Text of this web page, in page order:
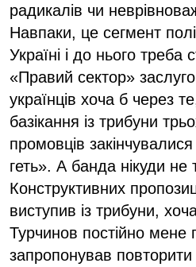
радикалів чи
Навпаки, це сегмент
Україні і до нього треба
«Правий сектор»
українців хоча б через
базікання із трибуни
промовців
геть». А банда нікуди не
Конструктивних
виступив із трибуни,
Турчинов постійно мене
запропонував